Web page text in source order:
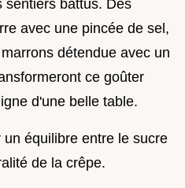
sentiers battus. Des
avec une pincée de sel,
détendue avec un
ce goûter
d'une belle table.
équilibre entre le sucre
de la crêpe.